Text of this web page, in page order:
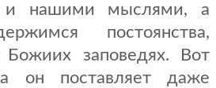
и нашими мыслями, а
постоянства,
Божиих заповедях. Вот
он поставляет даже